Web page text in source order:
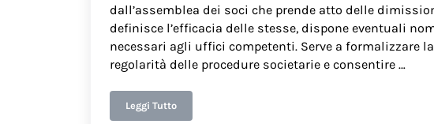
dall’assemblea dei soci che prende atto delle
definisce l’efficacia delle stesse, dispone eventuali
necessari agli uffici competenti. Serve a formalizzare
regolarità delle procedure societarie e consentire …
Leggi TuttoFac simile verbale dimissioni amministratore Srl​